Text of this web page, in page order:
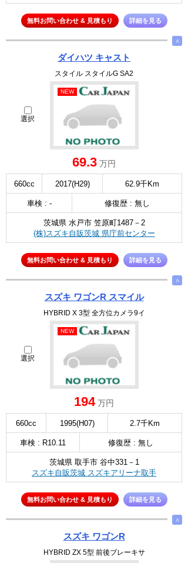
無料お問い合わせ & 見積もり 詳細を見る
∧
ダイハツ キャスト
スタイル スタイルG SA2
選択
NEW
69.3 万円
660cc 2017(H29) 62.9千Km
車検 : - 修復歴 : 無し
茨城県 水戸市 笠原町1487－2
(株)スズキ自販茨城 県庁前センター
無料お問い合わせ & 見積もり 詳細を見る
∧
スズキ ワゴンR スマイル
HYBRID X 3型 全方位カメラ9イ
選択
NEW
194万円
660cc 1995(H07) 2.7千Km
車検 : R10.11 修復歴 : 無し
茨城県 取手市 谷中331－1
スズキ自販茨城 スズキアリーナ取手
無料お問い合わせ & 見積もり 詳細を見る
∧
スズキ ワゴンR
HYBRID ZX 5型 前後ブレーキサ